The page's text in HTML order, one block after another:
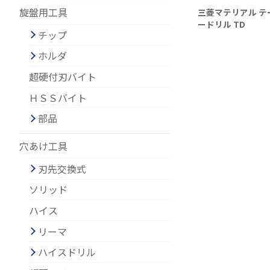
三菱マテリアル テ
ードリル TD
旋盤用工具
チップ
ホルダ
超硬付刃バイト
ＨＳＳバイト
部品
穴あけ工具
刃先交換式
ソリッド
ハイス
リーマ
ハイスドリル